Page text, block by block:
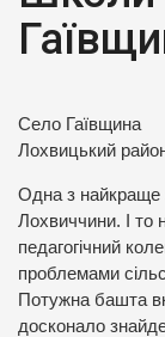
Село Гаївщина
Лохвицький
Одна з найкраще
Лохвиччини. І то
педагогічний
проблемами
Потужна башта
досконало